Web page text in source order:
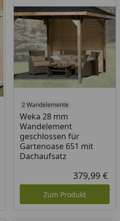
Preis
2 Wandelemente
Weka 28 mm
Wandelement
geschlossen für
Gartenoase 651 mit
Dachaufsatz
379,99 €
Zum Produkt